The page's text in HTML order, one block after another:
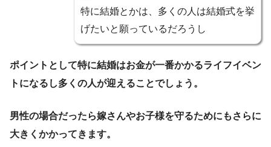
特に結婚とかは、多くの人は結婚式を挙
げたいと願っているだろうし
ポイントとして特に結婚はお金が一番かかるライフイベン
トになるし多くの人が迎えることでしょう。
男性の場合だったら嫁さんやお子様を守るためにもさらに
大きくかかってきます。